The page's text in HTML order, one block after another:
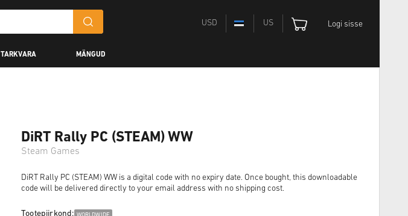
USD US Logi sisse
TARKVARA MÄNGUD
DiRT Rally PC (STEAM) WW
Steam Games
DiRT Rally PC (STEAM) WW is a digital code with no expiry date. Once bought, this downloadable
code will be delivered directly to your email address with no shipping cost.
Tootepiirkond: